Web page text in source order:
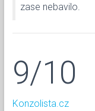
zase nebavilo.
9/10
Konzolista.cz